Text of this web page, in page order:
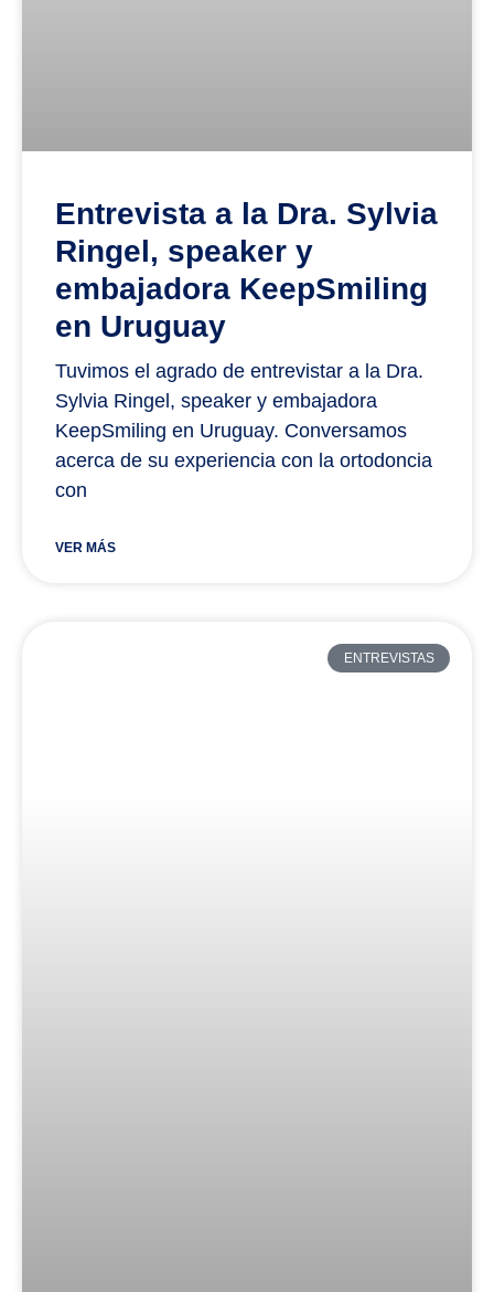
Entrevista a la Dra. Sylvia
Ringel, speaker y
embajadora KeepSmiling
en Uruguay
Tuvimos el agrado de entrevistar a la Dra.
Sylvia Ringel, speaker y embajadora
KeepSmiling en Uruguay. Conversamos
acerca de su experiencia con la ortodoncia
con
VER MÁS
ENTREVISTAS